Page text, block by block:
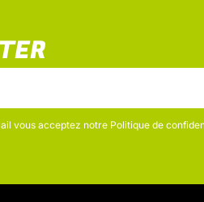
vous acceptez notre Politique de